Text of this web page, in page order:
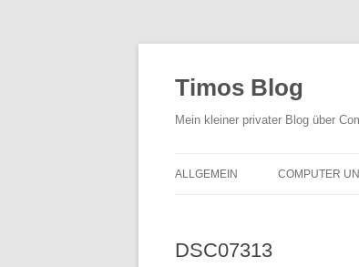
Timos Blog
Mein kleiner privater Blog über
ALLGEMEIN COMPUTER
DSC07313